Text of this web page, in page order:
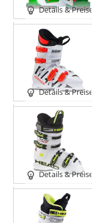
Details & Preise
Details & Preise
Details & Preise